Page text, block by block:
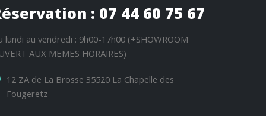
: 07 44 60 75 67
lundi au vendredi : 9h00-17h00 (+SHOWROOM
AUX MEMES HORAIRES)
12 ZA de La Brosse 35520 La Chapelle des
Fougeretz